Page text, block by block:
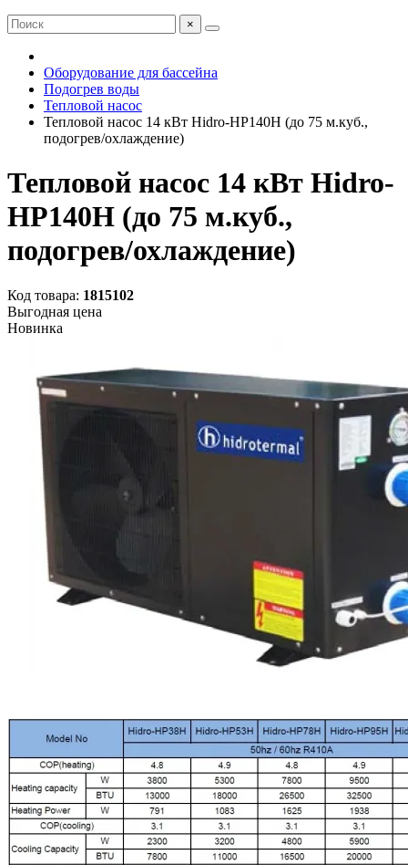
×
Оборудование для бассейна
Подогрев воды
Тепловой насос
Тепловой насос 14 кВт Hidro-HP140H (до 75 м.куб.,
подогрев/охлаждение)
Тепловой насос 14 кВт Hidro-
HP140H (до 75 м.куб.,
подогрев/охлаждение)
Код товара: 1815102
Выгодная цена
Новинка